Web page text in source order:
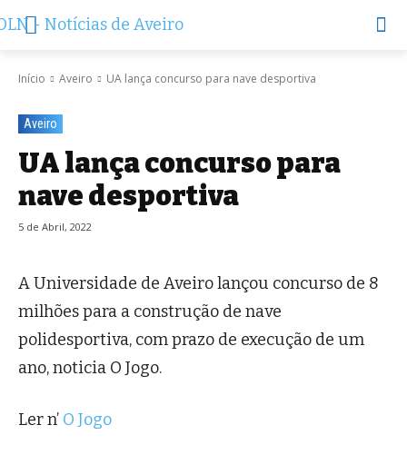
Início Aveiro UA lança concurso para nave desportiva
Aveiro
UA lança concurso para
nave desportiva
5 de Abril, 2022
A Universidade de Aveiro lançou concurso de 8
milhões para a construção de nave
polidesportiva, com prazo de execução de um
ano, noticia O Jogo.
Ler n’ O Jogo